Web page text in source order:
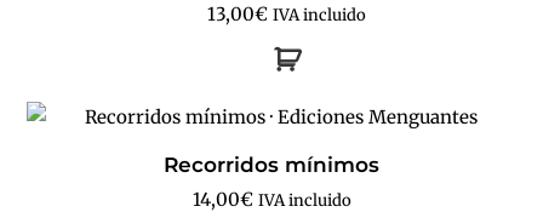
13,00€ IVA incluido
Recorridos mínimos
14,00€ IVA incluido